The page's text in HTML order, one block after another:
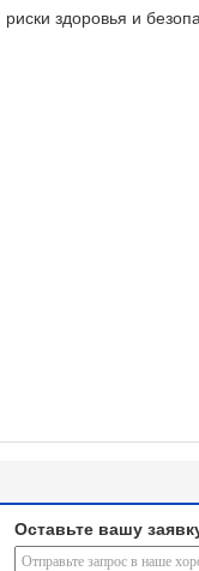
здоровья и
Оставьте вашу